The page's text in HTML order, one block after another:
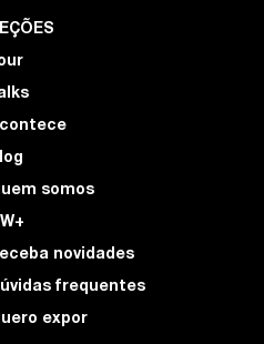
somos
novidades
frequentes
expor